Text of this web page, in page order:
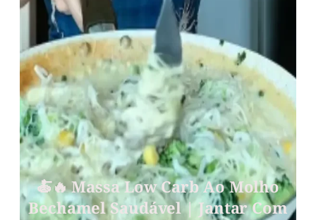
🍝🔥 Massa Low Carb Ao Molho
Bechamel Saudável | Jantar Com